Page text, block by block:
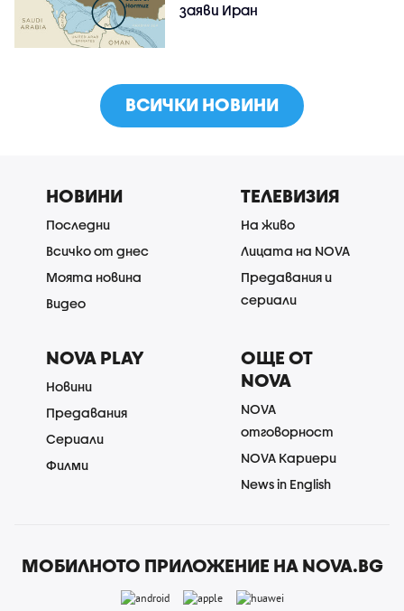
заяви Иран
ВСИЧКИ НОВИНИ
НОВИНИ
Последни
Всичко от днес
Моята новина
Видео
ТЕЛЕВИЗИЯ
На живо
Лицата на NOVA
Предавания и
сериали
NOVA PLAY
Новини
Предавания
Сериали
Филми
ОЩЕ ОТ
NOVA
NOVA
отговорност
NOVA Кариери
News in English
МОБИЛНОТО ПРИЛОЖЕНИЕ НА NOVA.BG